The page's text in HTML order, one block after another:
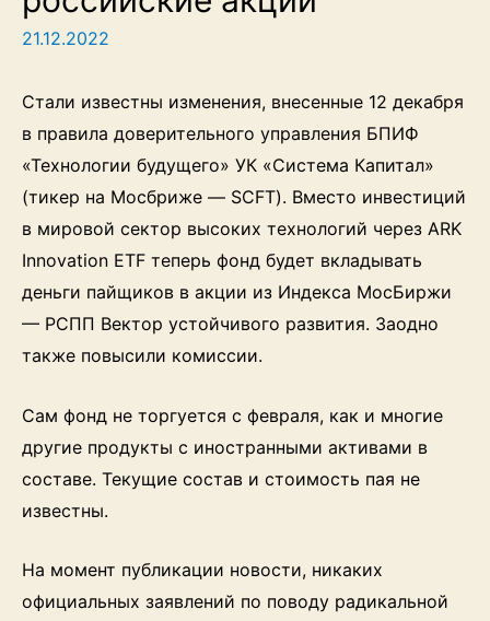
21.12.2022
Стали известны изменения, внесенные 12 декабря
в правила доверительного управления БПИФ
«Технологии будущего» УК «Система Капитал»
(тикер на Мосбриже — SCFT). Вместо инвестиций
в мировой сектор высоких технологий через ARK
Innovation ETF теперь фонд будет вкладывать
деньги пайщиков в акции из Индекса МосБиржи
— РСПП Вектор устойчивого развития. Заодно
также повысили комиссии.
Сам фонд не торгуется с февраля, как и многие
другие продукты с иностранными активами в
составе. Текущие состав и стоимость пая не
известны.
На момент публикации новости, никаких
официальных заявлений по поводу радикальной